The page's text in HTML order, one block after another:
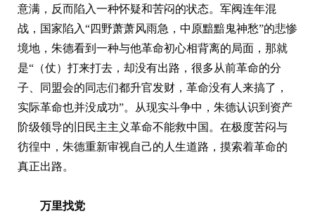
意满，反而陷入一种怀疑和苦闷的状态。军阀连年混
战，国家陷入“四野萧萧风雨急，中原黯黯鬼神愁”的悲惨
境地，朱德看到一种与他革命初心相背离的局面，那就
是“（仗）打来打去，却没有出路，很多从前革命的分
子、同盟会的同志们都升官发财，革命没有人来搞了，
实际革命也并没成功”。从现实斗争中，朱德认识到资产
阶级领导的旧民主主义革命不能救中国。在极度苦闷与
彷徨中，朱德重新审视自己的人生道路，摸索着革命的
真正出路。
万里找党